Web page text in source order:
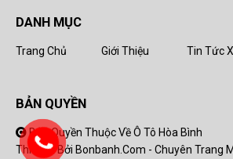
DANH MỤC
Trang Chủ Giới Thiệu Tin Tức
BẢN QUYỀN
Bản Quyền Thuộc Về Ô Tô Hòa Bình
Thiết Kế Bởi Bonbanh.com - Chuyên Trang